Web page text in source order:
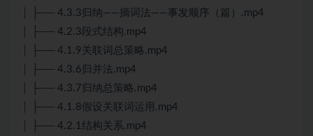
│ ├── 4.3.3归纳——摘词法——事发顺序（篇）.mp4
│ ├── 4.2.3段式结构.mp4
│ ├── 4.1.9关联词总策略.mp4
│ ├── 4.3.6归并法.mp4
│ ├── 4.3.7归纳总策略.mp4
│ ├── 4.1.8假设关联词运用.mp4
│ ├── 4.2.1结构关系.mp4